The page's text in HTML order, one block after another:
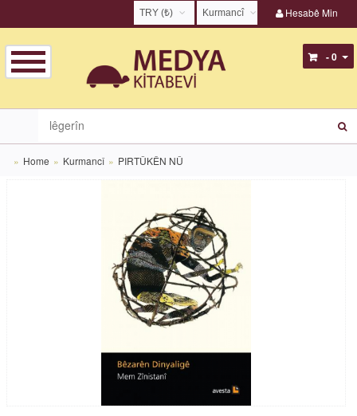
Hesabê Min
Kurmancî
Türkçe
Zazakî
TRY (₺)
EUR (€)
TRY (₺)
GBP (£)
- 0
Home Kurmancî PIRTÛKÊN NÛ